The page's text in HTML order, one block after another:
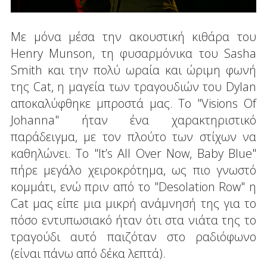
Με μόνα μέσα την ακουστική κιθάρα του
Henry Munson, τη φυσαρμόνικα του Sasha
Smith και την πολύ ωραία και ώριμη φωνή
της Cat, η μαγεία των τραγουδιών του Dylan
αποκαλύφθηκε μπροστά μας. Το "Visions Of
Johanna" ήταν ένα χαρακτηριστικό
παράδειγμα, με τον πλούτο των στίχων να
καθηλώνει. Το "It’s All Over Now, Baby Blue"
πήρε μεγάλο χειροκρότημα, ως πιο γνωστό
κομμάτι, ενώ πριν από το "Desolation Row" η
Cat μας είπε μια μικρή ανάμνησή της για το
πόσο εντυπωσιακό ήταν ότι στα νιάτα της το
τραγούδι αυτό παιζόταν στο ραδιόφωνο
(είναι πάνω από δέκα λεπτά).